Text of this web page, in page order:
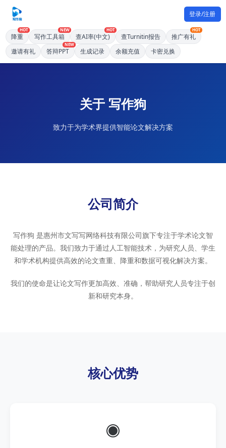
登录/注册
降重
HOT
写作工具箱
NEW
查AI率(中文)
HOT
查Turnitin报告 推广有礼
HOT
邀请有礼 答辩PPT
NEW
生成记录 余额充值 卡密兑换
关于 写作狗
致力于为学术界提供智能论文解决方案
公司简介
写作狗 是惠州市文写写网络科技有限公司旗下专注于学术论文智
能处理的产品。我们致力于通过人工智能技术，为研究人员、学生
和学术机构提供高效的论文查重、降重和数据可视化解决方案。
我们的使命是让论文写作更加高效、准确，帮助研究人员专注于创
新和研究本身。
核心优势